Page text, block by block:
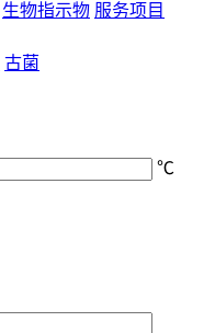
生物指示物 服务项目
古菌
℃